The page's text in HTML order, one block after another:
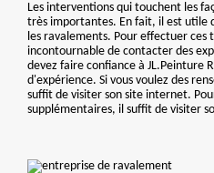
Les interventions qui touchent les
très importantes. En fait, il est utile
les ravalements. Pour effectuer ces
incontournable de contacter des
devez faire confiance à JL.Peinture
d'expérience. Si vous voulez des
suffit de visiter son site internet.
supplémentaires, il suffit de visiter